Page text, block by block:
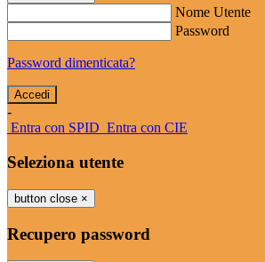
Nome Utente
Password
Password dimenticata?
-
Entra con SPID Entra con CIE
Seleziona utente
button close ×
Recupero password